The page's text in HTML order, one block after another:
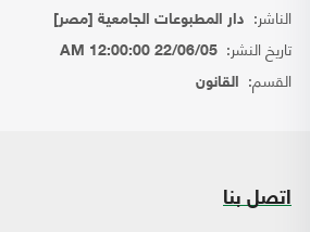
الناشر: دار المطبوعات الجامعية [مصر]
تاريخ النشر: 22/06/05 12:00:00 AM
القسم: القانون
اتصل بنا